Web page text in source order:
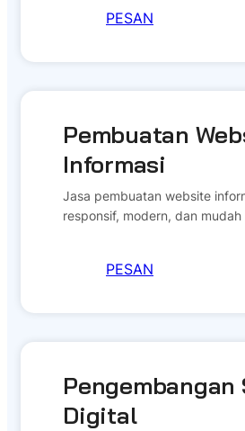
PESAN
Pembuatan
Informasi
Jasa pembuatan website
responsif, modern, dan mudah
PESAN
Pengembangan
Digital